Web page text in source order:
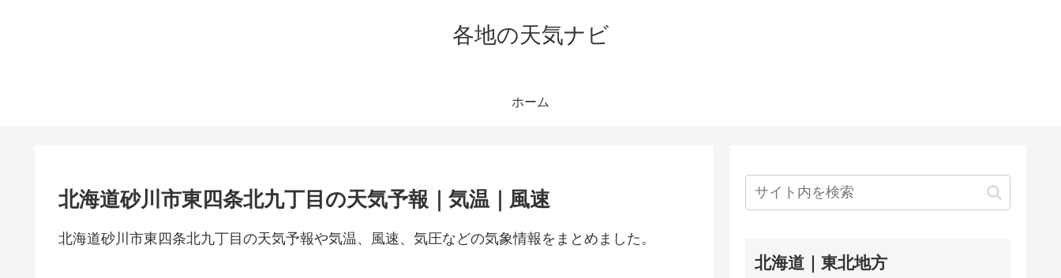
各地の天気ナビ
ホーム
北海道砂川市東四条北九丁目の天気予報｜気温｜風速
北海道砂川市東四条北九丁目の天気予報や気温、風速、気圧などの気象情報をまとめました。
北海道｜東北地方